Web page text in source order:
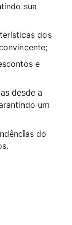
sua
dos
e
desde a
um
do